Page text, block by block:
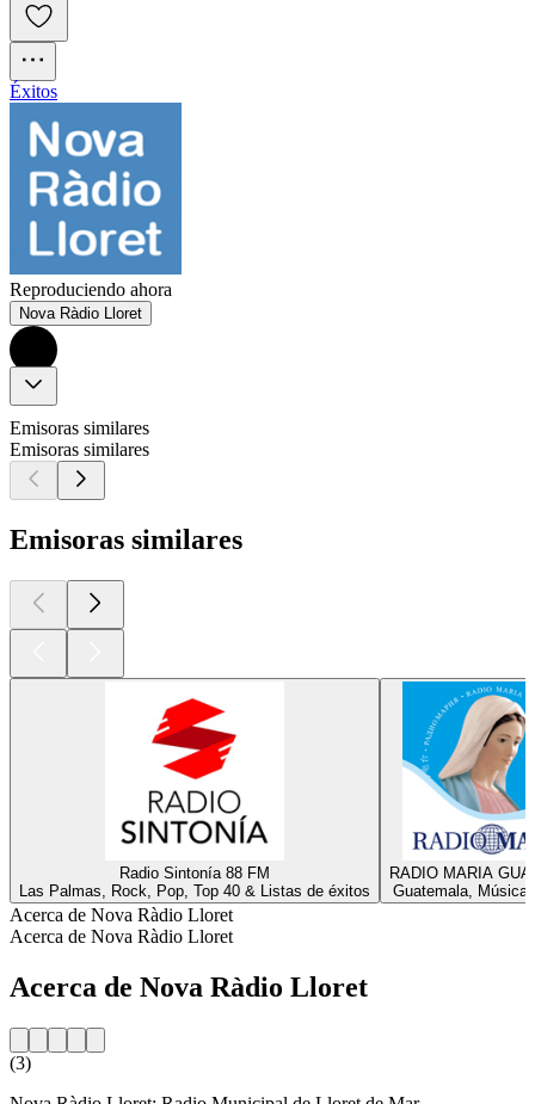
Éxitos
Reproduciendo ahora
Nova Ràdio Lloret
Emisoras similares
Emisoras similares
Emisoras similares
Radio Sintonía 88 FM
Las Palmas, Rock, Pop, Top 40 & Listas de éxitos
RADIO MARIA
Guatemala, Música
Acerca de Nova Ràdio Lloret
Acerca de Nova Ràdio Lloret
Acerca de Nova Ràdio Lloret
(3)